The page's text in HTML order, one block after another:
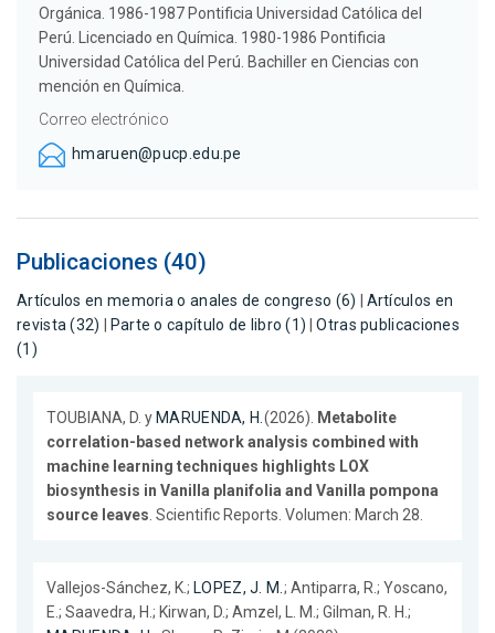
Orgánica. 1986-1987 Pontificia Universidad Católica del
Perú. Licenciado en Química. 1980-1986 Pontificia
Universidad Católica del Perú. Bachiller en Ciencias con
mención en Química.
Correo electrónico
hmaruen@pucp.edu.pe
Publicaciones (40)
Artículos en memoria o anales de congreso (6)
Artículos en
revista (32)
Parte o capítulo de libro (1) |Otras publicaciones
(1)
TOUBIANA, D. y MARUENDA, H. (2026).
Metabolite
correlation-based network analysis combined with
machine learning techniques highlights LOX
biosynthesis in Vanilla planifolia and Vanilla pompona
source leaves . Scientific Reports. Volumen: March 28.
Vallejos-Sánchez, K.; LOPEZ, J. M. ; Antiparra, R.; Yoscano,
E.; Saavedra, H.; Kirwan, D.; Amzel, L. M.; Gilman, R. H.;